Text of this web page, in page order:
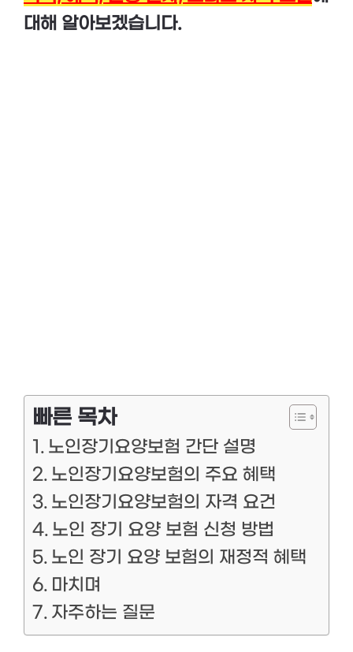
대해 알아보겠습니다.
빠른 목차
노인장기요양보험 간단 설명
노인장기요양보험의 주요 혜택
노인장기요양보험의 자격 요건
노인 장기 요양 보험 신청 방법
노인 장기 요양 보험의 재정적 혜택
마치며
자주하는 질문